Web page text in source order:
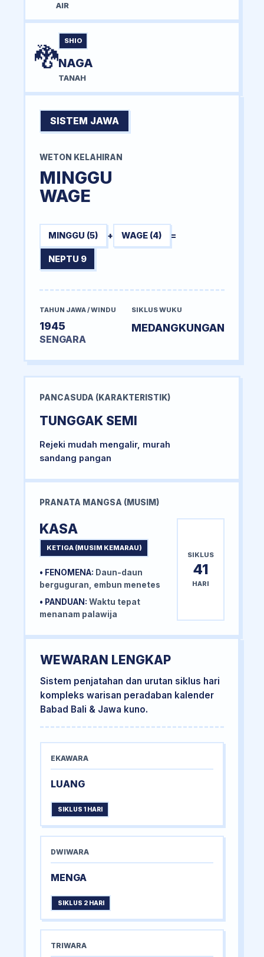
AIR
🐉
SHIO
NAGA
TANAH
SISTEM JAWA
WETON KELAHIRAN
MINGGU
WAGE
MINGGU (5) + WAGE (4) =
NEPTU 9
TAHUN JAWA / WINDU
1945
SENGARA
SIKLUS WUKU
MEDANGKUNGAN
PANCASUDA (KARAKTERISTIK)
TUNGGAK SEMI
Rejeki mudah mengalir, murah
sandang pangan
PRANATA MANGSA (MUSIM)
KASA
KETIGA (MUSIM KEMARAU)
• FENOMENA: Daun-daun
berguguran, embun menetes
• PANDUAN: Waktu tepat
menanam palawija
SIKLUS
41
HARI
WEWARAN LENGKAP
Sistem penjatahan dan urutan siklus hari
kompleks warisan peradaban kalender
Babad Bali & Jawa kuno.
EKAWARA
LUANG
SIKLUS 1 HARI
DWIWARA
MENGA
SIKLUS 2 HARI
TRIWARA